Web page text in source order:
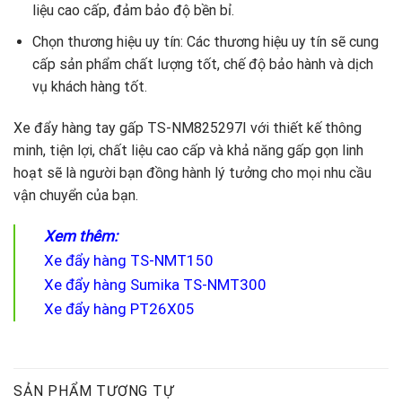
liệu cao cấp, đảm bảo độ bền bỉ.
Chọn thương hiệu uy tín: Các thương hiệu uy tín sẽ cung
cấp sản phẩm chất lượng tốt, chế độ bảo hành và dịch
vụ khách hàng tốt.
Xe đẩy hàng tay gấp TS-NM825297I với thiết kế thông
minh, tiện lợi, chất liệu cao cấp và khả năng gấp gọn linh
hoạt sẽ là người bạn đồng hành lý tưởng cho mọi nhu cầu
vận chuyển của bạn.
Xem thêm:
Xe đẩy hàng TS-NMT150
Xe đẩy hàng Sumika TS-NMT300
Xe đẩy hàng PT26X05
SẢN PHẨM TƯƠNG TỰ